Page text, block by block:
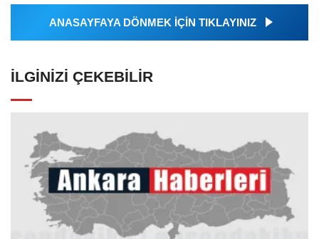
ANASAYFAYA DÖNMEK İÇİN TIKLAYINIZ
İLGINIZI ÇEKEBILIR